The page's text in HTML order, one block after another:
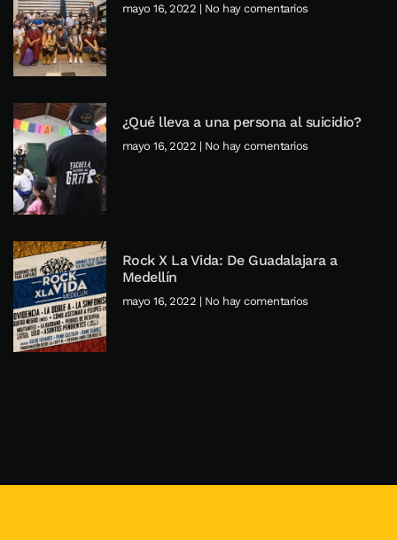
mayo 16, 2022 No hay comentarios
¿Qué lleva a una persona al suicidio?
mayo 16, 2022 No hay comentarios
Rock X La Vida: De Guadalajara a
Medellín
mayo 16, 2022 No hay comentarios